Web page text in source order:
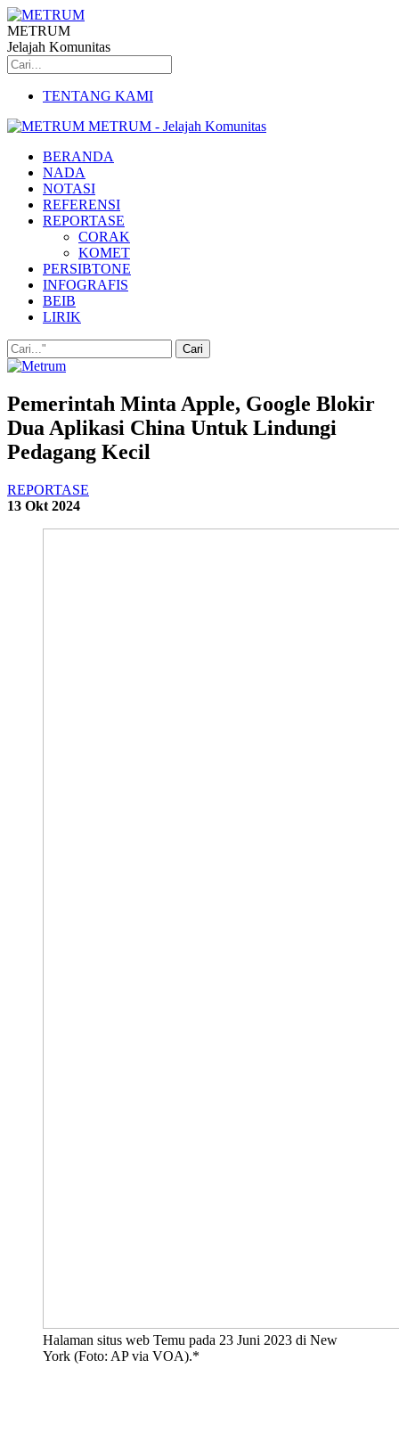
METRUM
Jelajah Komunitas
TENTANG KAMI
METRUM - Jelajah Komunitas
BERANDA
NADA
NOTASI
REFERENSI
REPORTASE
CORAK
KOMET
PERSIBTONE
INFOGRAFIS
BEIB
LIRIK
Pemerintah Minta Apple, Google Blokir
Dua Aplikasi China Untuk Lindungi
Pedagang Kecil
REPORTASE
13 Okt 2024
Halaman situs web Temu pada 23 Juni 2023 di New
York (Foto: AP via VOA).*